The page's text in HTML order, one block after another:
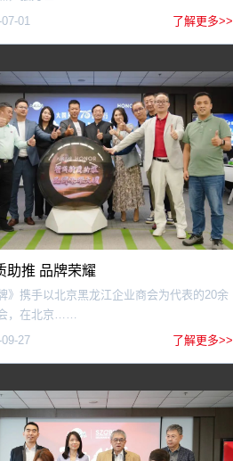
01
了解更多>>
助推 品牌荣耀
》携手以北京黑龙江企业商会为代表的20余
，在北京……
27
了解更多>>